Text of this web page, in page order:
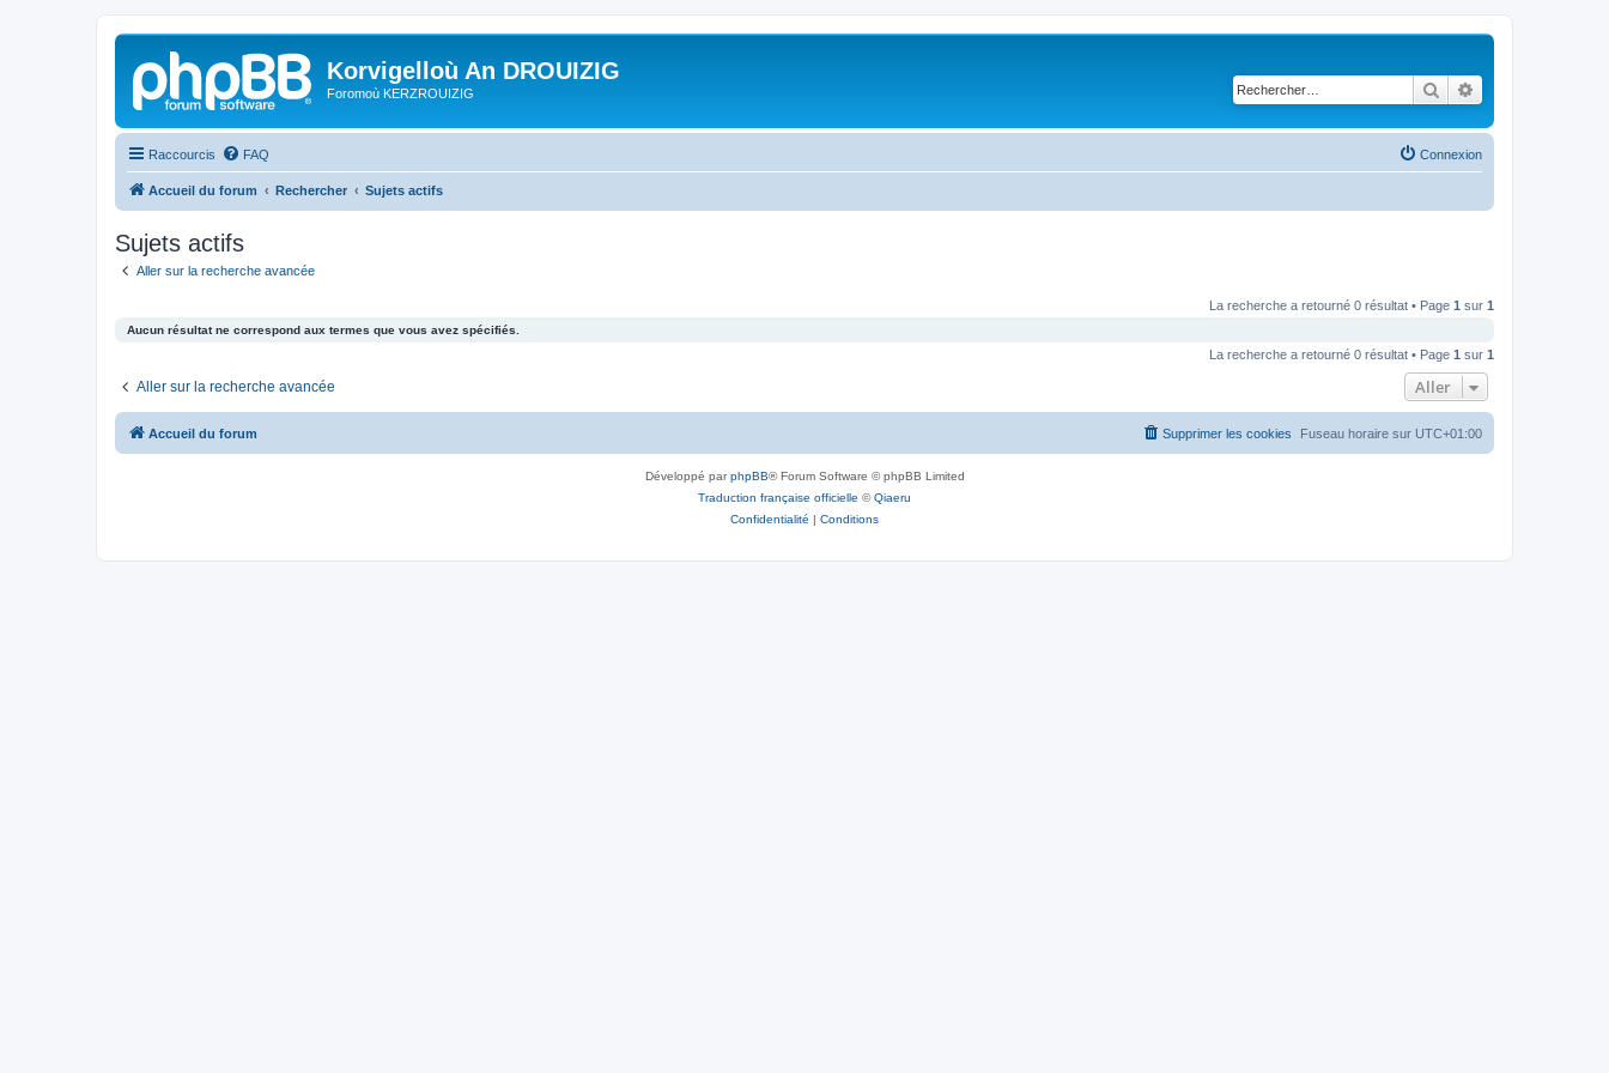
Korvigelloù An DROUIZIG
Foromoù KERZROUIZIG Rechercher
Raccourcis FAQ Connexion
Accueil du forum Rechercher Sujets actifs
Sujets actifs
Aller sur la recherche avancée
La recherche a retourné 0 résultat • Page 1 sur 1
Aucun résultat ne correspond aux termes que vous avez spécifiés.
La recherche a retourné 0 résultat • Page 1 sur 1
Aller sur la recherche avancée Aller
Accueil du forum Fuseau horaire sur UTC+01:00
Supprimer les cookies
Développé parphpBB® Forum Software © phpBB Limited
Traduction française officielle ©Qiaeru
Confidentialité | Conditions